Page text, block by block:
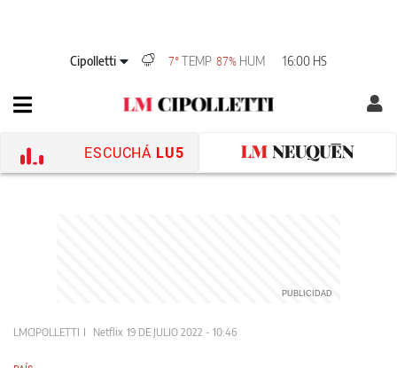
Cipolletti 7° TEMP 87% HUM 16:00 HS
ESCUCHÁ LU5
LMCIPOLLETTI Netflix 19 DE JULIO 2022 - 10:46